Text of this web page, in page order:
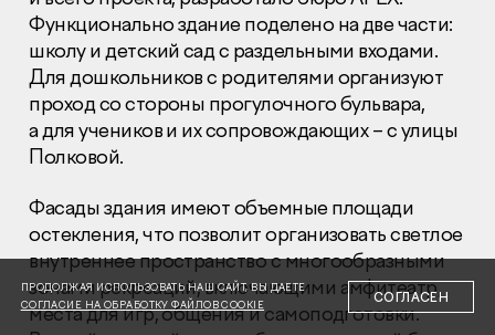
Правовая информация
Сообщить о коррупции
Глaвный oфиc
+7 (495) 502 95 59
Отдел продаж
Заказать звонок
© 2001-2026 Компания «Пионер»
Функционально здание поделено на две части:
школу и детский сад с раздельными входами.
Для дошкольников с родителями организуют
проход со стороны прогулочного бульвара,
а для учеников и их сопровождающих – с улицы
Полковой.
Фасады здания имеют объемные площади
остекления, что позволит организовать светлое
внутреннее пространство с многообразными
зонами рекреаций, включающими амфитеатр,
места для игр, общения и самоподготовки.
ПРОДОЛЖАЯ ИСПОЛЬЗОВАТЬ НАШ САЙТ, ВЫ ДАЕТЕ
СОГЛАСИЕ НА ОБРАБОТКУ ФАЙЛОВ COOKIE
СОГЛАСЕН